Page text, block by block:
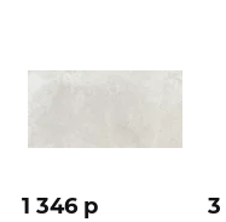
1 346 p 3